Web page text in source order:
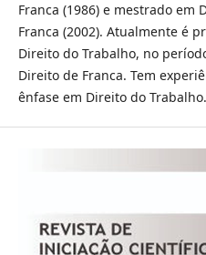
Franca (1986) e mestrado em
Franca (2002). Atualmente é
Direito do Trabalho, no
Direito de Franca. Tem
ênfase em Direito do Trabalho.